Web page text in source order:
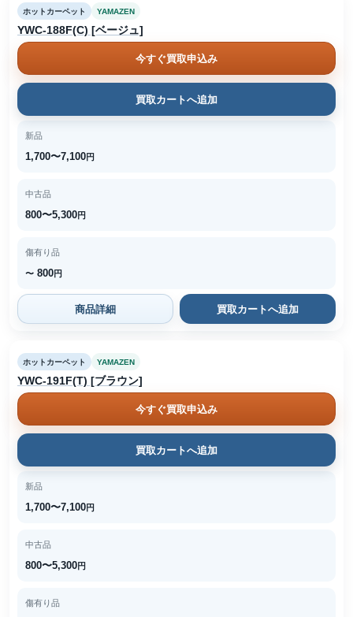
ホットカーペット YAMAZEN
YWC-188F(C) [ベージュ]
今すぐ買取申込み
買取カートへ追加
新品
1,700〜7,100円
中古品
800〜5,300円
傷有り品
〜 800円
商品詳細 買取カートへ追加
ホットカーペット YAMAZEN
YWC-191F(T) [ブラウン]
今すぐ買取申込み
買取カートへ追加
新品
1,700〜7,100円
中古品
800〜5,300円
傷有り品